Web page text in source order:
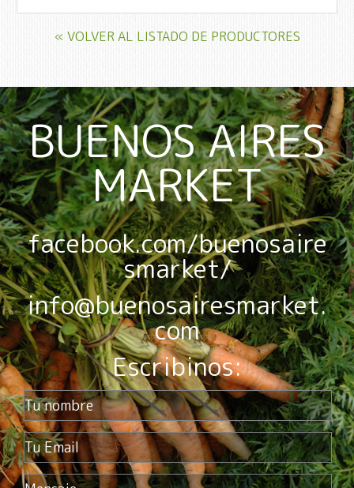
« VOLVER AL LISTADO DE PRODUCTORES
BUENOS AIRES
MARKET
facebook.com/buenosaire
smarket/
info@buenosairesmarket.
com
Escribinos: